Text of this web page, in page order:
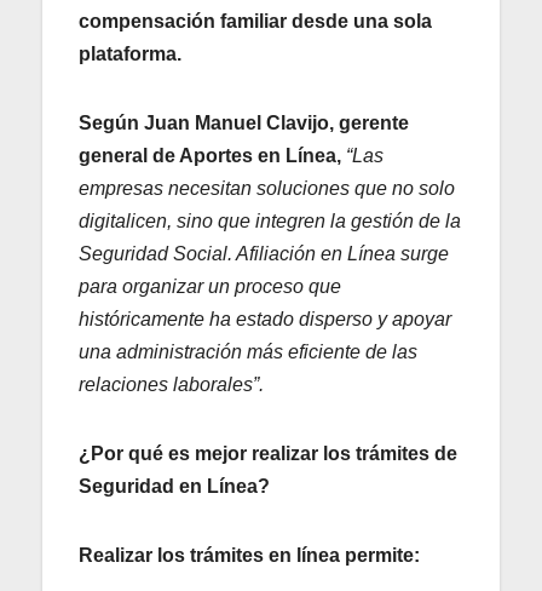
compensación familiar desde una sola
plataforma.
Según Juan Manuel Clavijo, gerente
general de Aportes en Línea, “Las
empresas necesitan soluciones que no solo
digitalicen, sino que integren la gestión de la
Seguridad Social. Afiliación en Línea surge
para organizar un proceso que
históricamente ha estado disperso y apoyar
una administración más eficiente de las
relaciones laborales”.
¿Por qué es mejor realizar los trámites de
Seguridad en Línea?
Realizar los trámites en línea permite: